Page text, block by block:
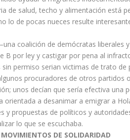
de salud, techo y alimentación está
lo de pocas nueces resulte
coalición de demócratas liberales
B por ley y castigar por pena al
permiso serian victimas de trato
procuradores de otros partidos
unos decían que sería efectiva una
orientada a desanimar a emigrar a
y propuestas de políticos y
lo que se escuchaba.
DE SOLIDARIDAD